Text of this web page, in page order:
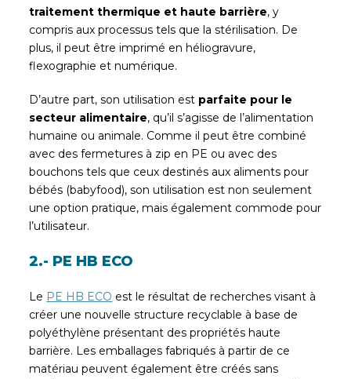
traitement thermique et haute barrière, y
compris aux processus tels que la stérilisation. De
plus, il peut être imprimé en héliogravure,
flexographie et numérique.
D’autre part, son utilisation est parfaite pour le
secteur alimentaire, qu’il s’agisse de l’alimentation
humaine ou animale. Comme il peut être combiné
avec des fermetures à zip en PE ou avec des
bouchons tels que ceux destinés aux aliments pour
bébés (babyfood), son utilisation est non seulement
une option pratique, mais également commode pour
l’utilisateur.
2.- PE HB ECO
Le PE HB ECO est le résultat de recherches visant à
créer une nouvelle structure recyclable à base de
polyéthylène présentant des propriétés haute
barrière. Les emballages fabriqués à partir de ce
matériau peuvent également être créés sans